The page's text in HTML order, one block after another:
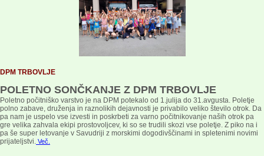
DPM TRBOVLJE
POLETNO SONČKANJE Z DPM TRBOVLJE
Poletno počitniško varstvo je na DPM potekalo od 1.julija do 31.avgusta. Poletje
polno zabave, druženja in raznolikih dejavnosti je privabilo veliko število otrok. Da
pa nam je uspelo vse izvesti in poskrbeti za varno počitnikovanje naših otrok pa
gre velika zahvala ekipi prostovoljcev, ki so se trudili skozi vse poletje. Z piko na i
pa še super letovanje v Savudriji z morskimi dogodivščinami in spletenimi novimi
prijateljstvi. Več.